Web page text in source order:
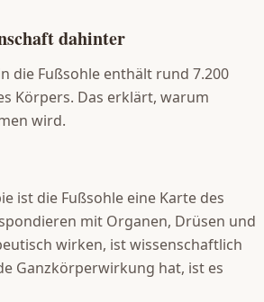
dahinter
die Fußsohle enthält rund 7.200
Körpers. Das erklärt, warum
wird.
ist die Fußsohle eine Karte des
mit Organen, Drüsen und
wirken, ist wissenschaftlich
Ganzkörperwirkung hat, ist es